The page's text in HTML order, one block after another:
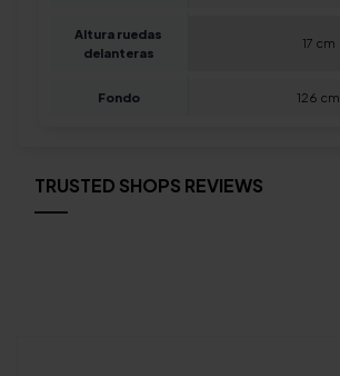
Altura ruedas
delanteras
17 cm
Fondo 126 cm
TRUSTED SHOPS REVIEWS